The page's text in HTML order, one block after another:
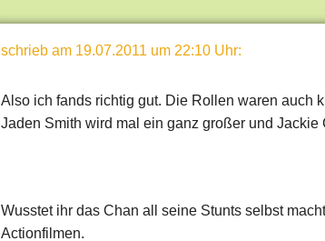
schrieb am 19.07.2011 um 22:10 Uhr:
Also ich fands richtig gut. Die Rollen waren auch
Jaden Smith wird mal ein ganz großer und Jackie
Wusstet ihr das Chan all seine Stunts selbst
Actionfilmen.